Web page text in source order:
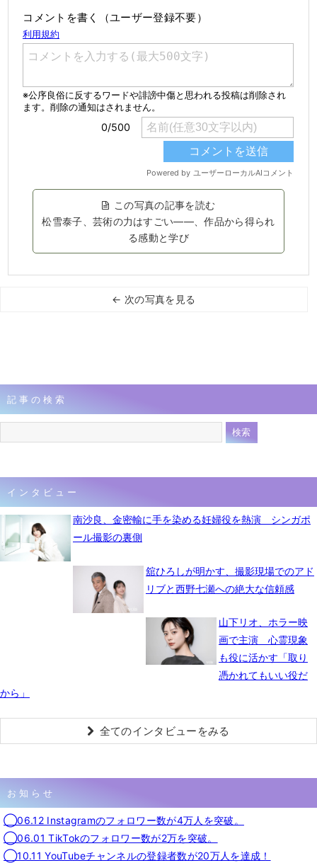
コメントを書く（ユーザー登録不要）
この写真の記事を読む
松雪泰子、芸術の力はすごい――、作品から得られ
る感動と学び
← 次の写真を見る
記事の検索
インタビュー
南沙良、金密輸に手を染める妊婦役を熱演 シンガポ
ール撮影の裏側
舘ひろしが明かす、撮影現場でのアド
リブと西野七瀬への絶大な信頼感
山下リオ、ホラー映
画で主演 心霊現象
も役に活かす「取り
憑かれてもいい役だ
から」
全てのインタビューをみる
お知らせ
◯06.12 Instagramのフォロワー数が4万人を突破。
◯06.01 TikTokのフォロワー数が2万を突破。
◯10.11 YouTubeチャンネルの登録者数が20万人を達成！